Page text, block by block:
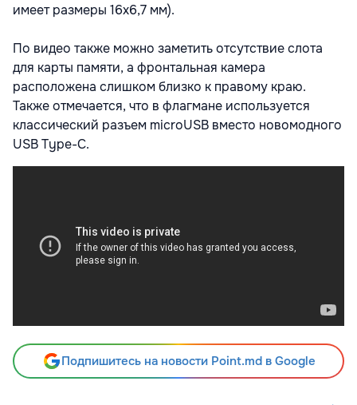
имеет размеры 16х6,7 мм).
По видео также можно заметить отсутствие слота
для карты памяти, а фронтальная камера
расположена слишком близко к правому краю.
Также отмечается, что в флагмане используется
классический разъем microUSB вместо новомодного
USB Type-C.
Подпишитесь на новости Point.md в Google